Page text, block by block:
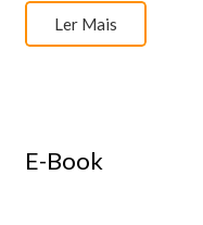
Ler Mais
E-Book